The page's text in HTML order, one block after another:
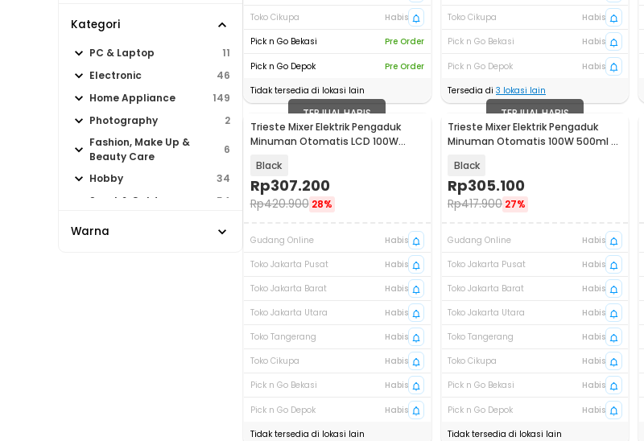
Kategori
PC & Laptop
11
Electronic
46
Home Appliance
149
Photography
2
Fashion, Make Up &
Beauty Care
6
Hobby
34
Sport & Outdoor
54
Warna
Toko Cikupa
Habis
Pick n Go Bekasi
Pre Order
Pick n Go Depok
Pre Order
Tidak tersedia di lokasi lain
Toko Cikupa
Habis
Pick n Go Bekasi
Habis
Pick n Go Depok
Habis
Tersedia di 3 lokasi lain
TERJUAL HABIS
Trieste Mixer Elektrik Pengaduk
Minuman Otomatis LCD 100W
Black
Rp307.200
Rp420.900 28%
Gudang Online
Habis
Toko Jakarta Pusat
Habis
Toko Jakarta Barat
Habis
Toko Jakarta Utara
Habis
Toko Tangerang
Habis
Toko Cikupa
Habis
Pick n Go Bekasi
Habis
Pick n Go Depok
Habis
Tidak tersedia di lokasi lain
TERJUAL HABIS
Trieste Mixer Elektrik Pengaduk
Minuman Otomatis 100W 500ml -
Black
Rp305.100
Rp417.900 27%
Gudang Online
Habis
Toko Jakarta Pusat
Habis
Toko Jakarta Barat
Habis
Toko Jakarta Utara
Habis
Toko Tangerang
Habis
Toko Cikupa
Habis
Pick n Go Bekasi
Habis
Pick n Go Depok
Habis
Tidak tersedia di lokasi lain